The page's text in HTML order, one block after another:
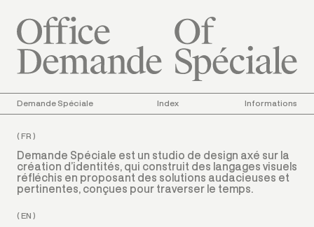
Demande Spéciale Index Informations
( FR )
Demande Spéciale est un studio de design axé sur la
création d’identités, qui construit des langages visuels
réfléchis en proposant des solutions audacieuses et
pertinentes, conçues pour traverser le temps.
( EN )